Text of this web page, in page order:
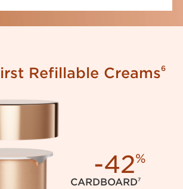
Refillable Creams6
-42%
CARDBOARD7